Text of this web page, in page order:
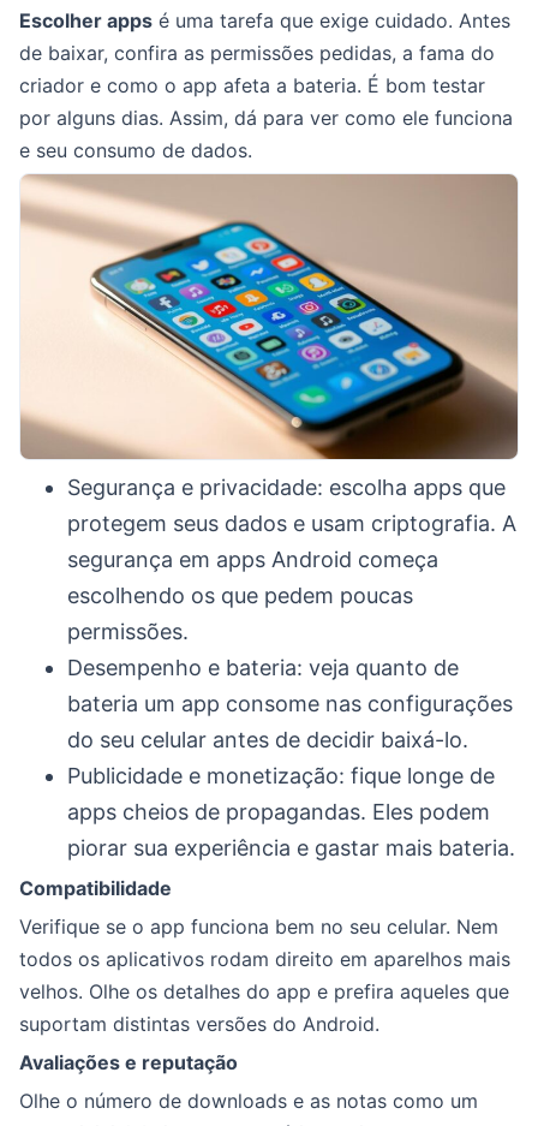
Escolher apps é uma tarefa que exige cuidado. Antes
de baixar, confira as permissões pedidas, a fama do
criador e como o app afeta a bateria. É bom testar
por alguns dias. Assim, dá para ver como ele funciona
e seu consumo de dados.
Segurança e privacidade: escolha apps que
protegem seus dados e usam criptografia. A
segurança em apps Android começa
escolhendo os que pedem poucas
permissões.
Desempenho e bateria: veja quanto de
bateria um app consome nas configurações
do seu celular antes de decidir baixá-lo.
Publicidade e monetização: fique longe de
apps cheios de propagandas. Eles podem
piorar sua experiência e gastar mais bateria.
Compatibilidade
Verifique se o app funciona bem no seu celular. Nem
todos os aplicativos rodam direito em aparelhos mais
velhos. Olhe os detalhes do app e prefira aqueles que
suportam distintas versões do Android.
Avaliações e reputação
Olhe o número de downloads e as notas como um